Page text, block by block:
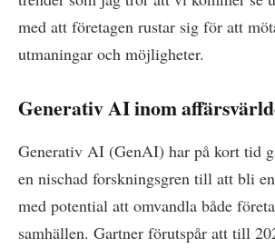
med att företagen rustar sig för att
utmaningar och möjligheter.
Generativ AI inom
Generativ AI (GenAI) har på kort tid
en nischad forskningsgren till att bli
med potential att omvandla både
samhällen. Gartner förutspår att till